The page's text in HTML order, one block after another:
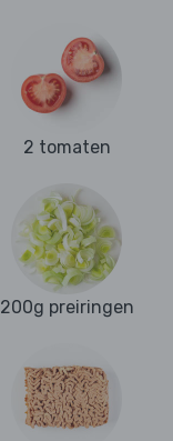
2 tomaten
200g preiringen